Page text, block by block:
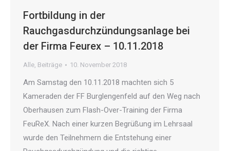
Fortbildung in der
Rauchgasdurchzündungsanlage bei
der Firma Feurex – 10.11.2018
Alle, Beiträge 10. November 2018
Am Samstag den 10.11.2018 machten sich 5
Kameraden der FF Burglengenfeld auf den Weg nach
Oberhausen zum Flash-Over-Training der Firma
FeuReX. Nach einer kurzen Begrüßung im Lehrsaal
wurde den Teilnehmern die Entstehung einer